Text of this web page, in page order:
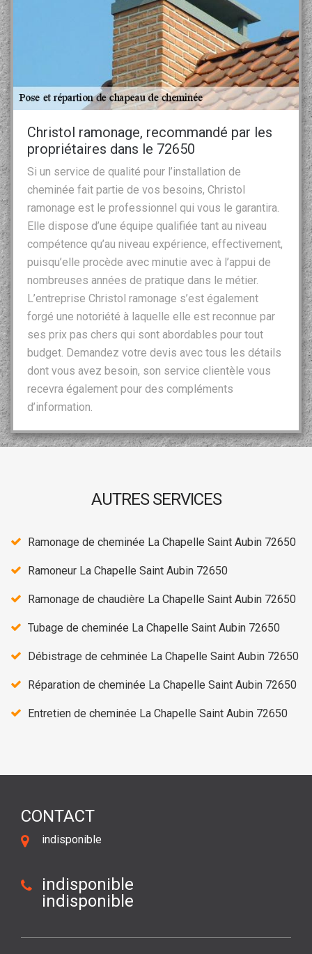
Christol ramonage, recommandé par les
propriétaires dans le 72650
Si un service de qualité pour l’installation de
cheminée fait partie de vos besoins, Christol
ramonage est le professionnel qui vous le garantira.
Elle dispose d’une équipe qualifiée tant au niveau
compétence qu’au niveau expérience, effectivement,
puisqu’elle procède avec minutie avec à l’appui de
nombreuses années de pratique dans le métier.
L’entreprise Christol ramonage s’est également
forgé une notoriété à laquelle elle est reconnue par
ses prix pas chers qui sont abordables pour tout
budget. Demandez votre devis avec tous les détails
dont vous avez besoin, son service clientèle vous
recevra également pour des compléments
d’information.
AUTRES SERVICES
Ramonage de cheminée La Chapelle Saint Aubin 72650
Ramoneur La Chapelle Saint Aubin 72650
Ramonage de chaudière La Chapelle Saint Aubin 72650
Tubage de cheminée La Chapelle Saint Aubin 72650
Débistrage de cehminée La Chapelle Saint Aubin 72650
Réparation de cheminée La Chapelle Saint Aubin 72650
Entretien de cheminée La Chapelle Saint Aubin 72650
CONTACT
indisponible
indisponible
indisponible